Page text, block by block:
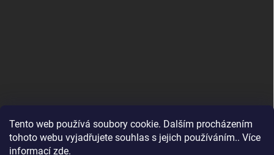
Tento web používá soubory cookie. Dalším procházením
tohoto webu vyjadřujete souhlas s jejich používáním.. Více
informací zde.